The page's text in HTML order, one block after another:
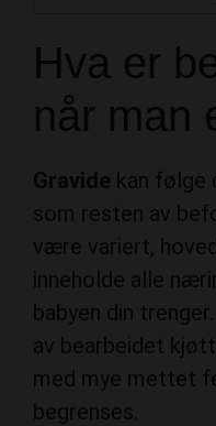
Hva er
når man
Gravide kan følge
som resten av
være variert,
inneholde alle
babyen din
av bearbeidet
med mye mettet
begrenses.